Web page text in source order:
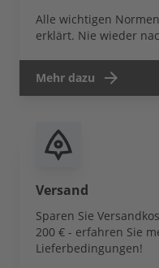
Alle wichtigen
erklärt. Nie wieder
Mehr dazu
Versand
Sparen Sie
200 € - erfahren Sie
Lieferbedingungen!